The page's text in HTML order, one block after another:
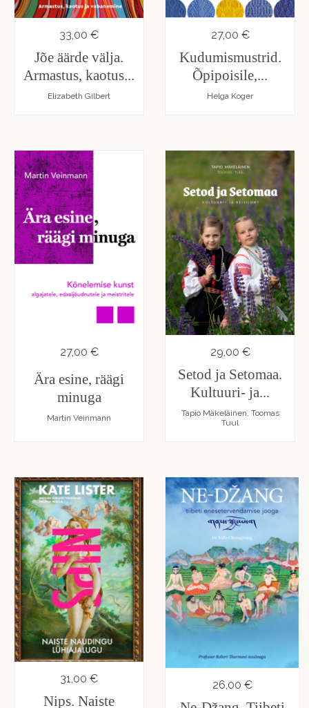
Laste-
Luule
Teadmiskirjandus
Teise
ringi
raamatud
Maksimaalne
33,00 €
Jõe äärde välja.
Armastus, kaotus...
Elizabeth Gilbert
27,00 €
Kudumismustrid.
Õpipoisile,...
Helga Koger
27,00 €
Ära esine, räägi
minuga
Martin Veinmann
29,00 €
Setod ja Setomaa.
Kultuuri- ja...
Tapio Mäkeläinen, Toomas
Tuul
31,00 €
Nips. Naiste
26,00 €